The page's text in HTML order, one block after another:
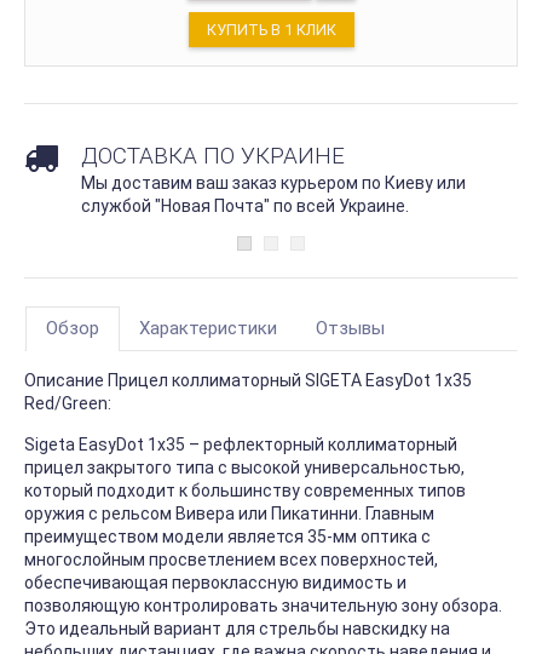
КУПИТЬ В 1 КЛИК
ДОСТАВКА ПО УКРАИНЕ
Мы доставим ваш заказ курьером по Киеву или
службой "Новая Почта" по всей Украине.
Обзор Характеристики Отзывы
Описание Прицел коллиматорный SIGETA EasyDot 1x35
Red/Green:
Sigeta EasyDot 1x35 – рефлекторный коллиматорный
прицел закрытого типа с высокой универсальностью,
который подходит к большинству современных типов
оружия с рельсом Вивера или Пикатинни. Главным
преимуществом модели является 35-мм оптика с
многослойным просветлением всех поверхностей,
обеспечивающая первоклассную видимость и
позволяющую контролировать значительную зону обзора.
Это идеальный вариант для стрельбы навскидку на